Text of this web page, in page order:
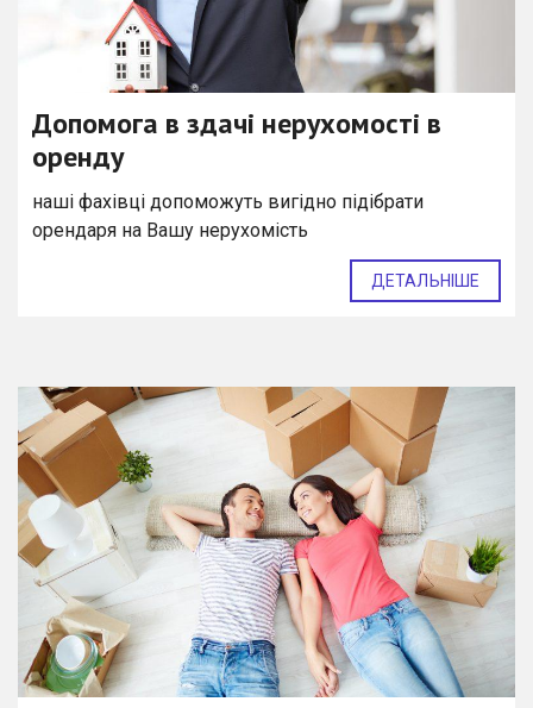
Допомога в здачі нерухомості в
оренду
наші фахівці допоможуть вигідно підібрати
орендаря на Вашу нерухомість
ДЕТАЛЬНІШЕ